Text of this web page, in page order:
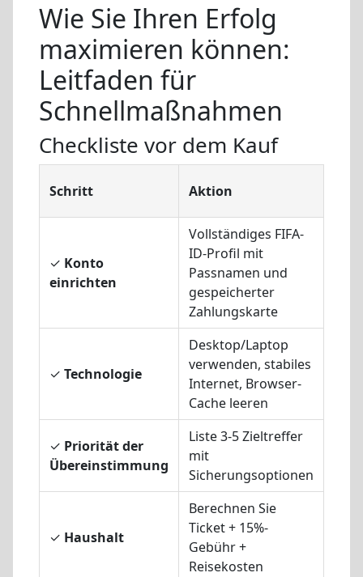
Wie Sie Ihren Erfolg
maximieren können:
Leitfaden für
Schnellmaßnahmen
Checkliste vor dem Kauf
Schritt Aktion
✓ Konto
einrichten
Vollständiges FIFA-
ID-Profil mit
Passnamen und
gespeicherter
Zahlungskarte
✓ Technologie
Desktop/Laptop
verwenden, stabiles
Internet, Browser-
Cache leeren
✓ Priorität der
Übereinstimmung
Liste 3-5 Zieltreffer
mit
Sicherungsoptionen
✓ Haushalt
Berechnen Sie
Ticket + 15%-
Gebühr +
Reisekosten